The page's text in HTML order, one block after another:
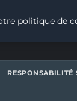
RESPONSABILITÉ
politique de